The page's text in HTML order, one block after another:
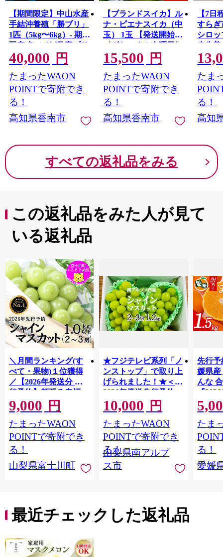
【期間限定】中山水産
手結沖養殖「勝ブリ」
1匹（5kg〜6kg）- 期間
限定 魚 ぶり 鰤 寒ブリ
朝どれ 海鮮 鮮魚 魚介
類 海の幸 ギフト 照り
焼き ぶり大根 しゃぶ
しゃぶ お刺身 煮物 焼
き魚 おかず 産地直送
のし対応可 送料無料
高知県 香南市 冷蔵 ny-
40,000 円
たまったWAON
POINTで寄附でき
る！
高知県香南市
【ブランドスイカ】ル
ナ・ピエナスイカ（中
玉） 1玉 【発送開始】
〈ざわつく！金曜日〉
に取り上げられまし
た！ yu-0045
15,500 円
たまったWAON
POINTで寄附でき
る！
高知県香南市
【7日
すらぎ
シロッ
赤生
うが
そ分け
料 お
ャーエ
料 手
酒 お
物 飲
水割
テル
ジ ス
やつ
とりよ
しい
たま
る！
高知
すべての返礼品をみる
この返礼品をみた人が見て
いる返礼品
＼月間ランキング(す
べて・果物)１位獲得
／【2026年発送分 先
行予約】頬張る幸福
感 〜緑の宝石・ シ
ャインマスカット 〜
１ｋｇ以上（２〜３
房） フルーツ 山梨県
産 果物 くだもの シャ
イン マスカット ぶど
う ブドウ 葡萄 大粒 種
9,000 円
たまったWAON
POINTで寄附でき
る！
山梨県富士川町
★フジテレビ系列「ノ
ンストップ」で取り上
げられました！★＜
2026年発送先行予約＞
南アルプス市産シャイ
ンマスカット1.2kg以
上（2～3房） クール
便発送 ALPAG007
10,000 円
たまったWAON
POINTで寄附でき
る！
山梨県南アルプ
ス市
先行予
媛県産
んな
『
出荷
ご自宅
マド
あり
ツ 高
産地直
レンジ
たま
る！
愛媛
最近チェックした返礼品